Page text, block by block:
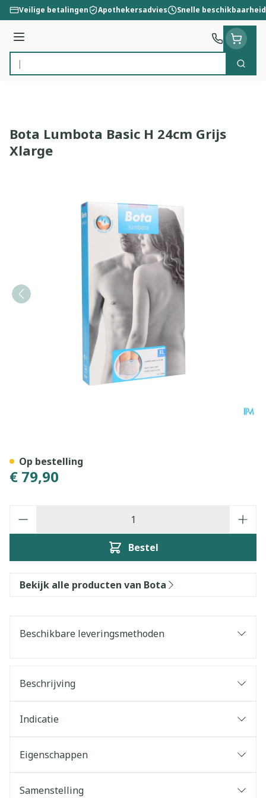
Ga naar de inhoud
Veilige betalingen Apothekersadvies Snelle beschikbaarheid
Menu
Product, merk, categorie...
Zoek
Bota Lumbota Basic H 24cm Grijs
Xlarge
€ 79,90
Bestel
Op bestelling
Bekijk alle producten van Bota
Beschikbare leveringsmethoden
Beschrijving
Indicatie
Eigenschappen
Samenstelling